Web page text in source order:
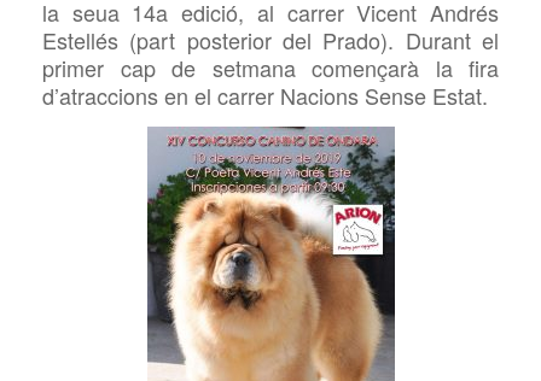
la seua 14a edició, al carrer Vicent Andrés
Estellés (part posterior del Prado). Durant el
primer cap de setmana començarà la fira
d’atraccionsen el carrer Nacions Sense Estat.